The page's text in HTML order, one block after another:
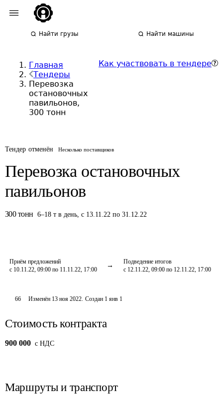
Найти грузы Найти машины
Главная
Тендеры
Перевозка
остановочных
павильонов,
300 тонн
Как участвовать в тендере
Тендер отменён Несколько поставщиков
Перевозка остановочных
павильонов
300 тонн 6–18 т в день, с 13.11.22 по 31.12.22
Приём предложений
с 10.11.22, 09:00 по 11.11.22, 17:00
Подведение итогов
с 12.11.22, 09:00 по 12.11.22, 17:00
66 Изменён 13 ноя 2022. Создан 1 янв 1
Стоимость контракта
900 000 c НДС
Маршруты и транспорт